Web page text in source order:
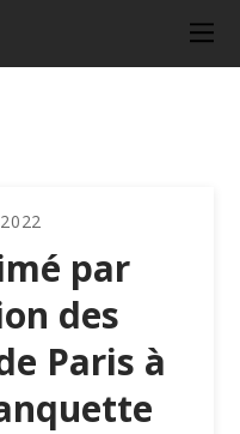
2022
par
des
Paris à